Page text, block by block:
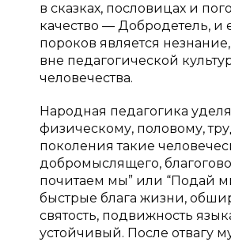
в сказках, пословицах и
качество — Добродетель, и
пороков является
вне педагогической
человечества.
Народная педагогика
физическому, половому,
поколения такие
добромыслящего,
почитаем мы” или “Подай
быстрые блага жизни,
святость, подвижность
устойчивый. После отвагу